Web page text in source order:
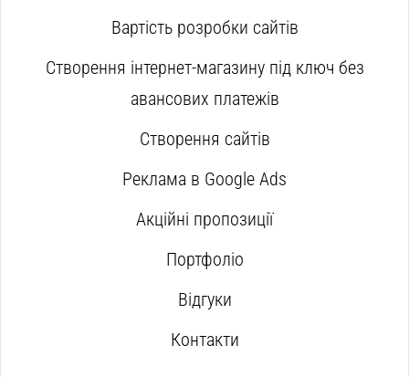
Вартість розробки сайтів
Створення інтернет-магазину під ключ без
авансових платежів
Створення сайтів
Реклама в Google Ads
Акційні пропозиції
Портфоліо
Відгуки
Контакти